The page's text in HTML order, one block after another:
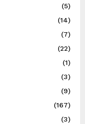
(5)
(14)
(7)
(22)
(1)
(3)
(9)
(167)
(3)